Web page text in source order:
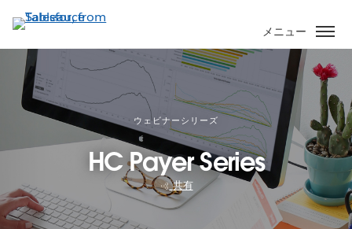
イ
ン
動
メニュー
ウェビナーシリーズ
HC Payer Series
共有